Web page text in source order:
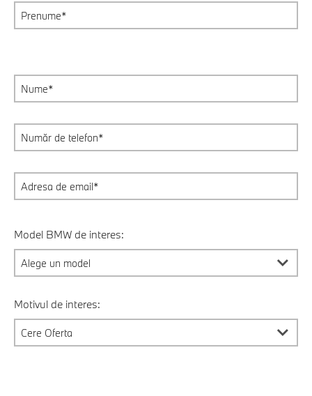
Model BMW de interes:
Motivul de interes: